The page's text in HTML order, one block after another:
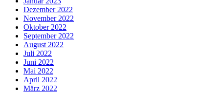
Dezember 2022
November 2022
Oktober 2022
September 2022
August 2022
Juli 2022
Juni 2022
Mai 2022
April 2022
März 2022